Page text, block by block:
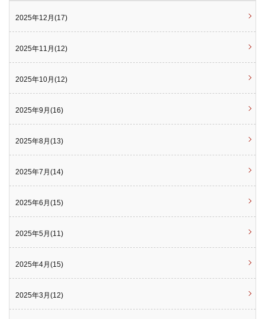
2025年12月(17)
2025年11月(12)
2025年10月(12)
2025年9月(16)
2025年8月(13)
2025年7月(14)
2025年6月(15)
2025年5月(11)
2025年4月(15)
2025年3月(12)